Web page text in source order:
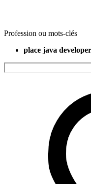
Profession ou mots-clés
place java developer